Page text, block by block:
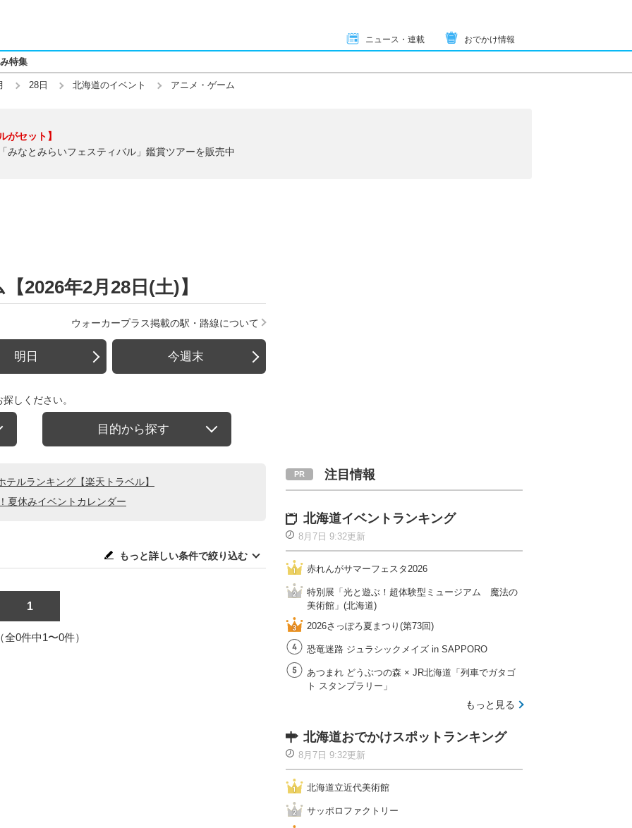
ニュース・連載 おでかけ情報
特集
28日 北海道のイベント アニメ・ゲーム
がセット】
みなとみらいフェスティバル」鑑賞ツアーを販売中
2026年2月28日(土)】
ウォーカープラス掲載の駅・路線について
明日 今週末
しください。
目的から探す
ルランキング【楽天トラベル】
夏休みイベントカレンダー
もっと詳しい条件で絞り込む
1
全0件中1〜0件）
注目情報
北海道イベントランキング
8月7日 9:32更新
赤れんがサマーフェスタ2026
特別展「光と遊ぶ！超体験型ミュージアム 魔法の
美術館」(北海道)
2026さっぽろ夏まつり(第73回)
恐竜迷路 ジュラシックメイズ in SAPPORO
あつまれ どうぶつの森 × JR北海道「列車でガタゴ
ト スタンプラリー」
もっと見る
北海道おでかけスポットランキング
8月7日 9:32更新
北海道立近代美術館
サッポロファクトリー